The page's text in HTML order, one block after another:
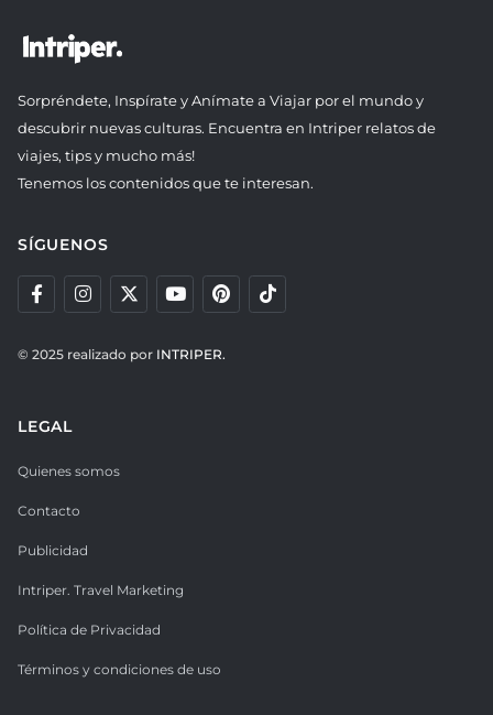
Sorpréndete, Inspírate y Anímate a Viajar por el mundo y
descubrir nuevas culturas. Encuentra en Intriper relatos de
viajes, tips y mucho más!
Tenemos los contenidos que te interesan.
SÍGUENOS
© 2025 realizado por INTRIPER.
LEGAL
Quienes somos
Contacto
Publicidad
Intriper. Travel Marketing
Política de Privacidad
Términos y condiciones de uso